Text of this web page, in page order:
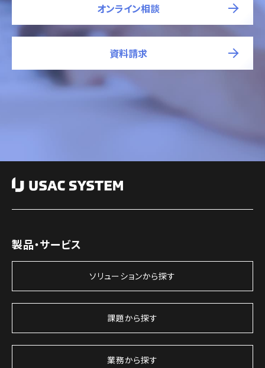
オンライン相談
資料請求
製品・サービス
ソリューションから探す
課題から探す
業務から探す